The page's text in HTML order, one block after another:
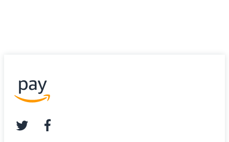
twitterfacebook